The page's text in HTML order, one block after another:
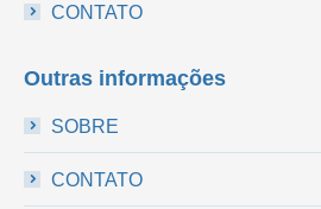
CONTATO
Outras informações
SOBRE
CONTATO